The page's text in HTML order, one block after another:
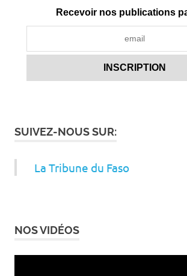
Recevoir nos publications
SUIVEZ-NOUS SUR:
La Tribune du Faso
NOS VIDÉOS